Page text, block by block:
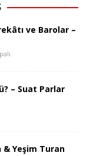
ve Barolar –
– Suat Parlar
& Yeşim Turan